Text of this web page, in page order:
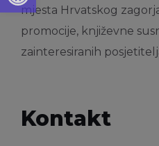
mjesta Hrvatskog
promocije, književne
zainteresiranih
Kontakt